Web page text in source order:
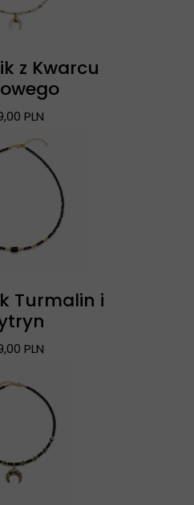
z Kwarcu
PLN
Turmalin i
PLN